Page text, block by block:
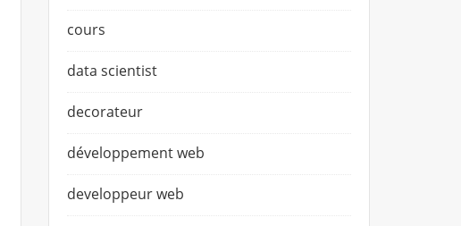
cours
data scientist
decorateur
développement web
developpeur web